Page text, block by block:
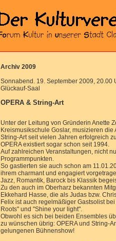
Archiv 2009
Sonnabend. 19. September 2009, 20.00
Glückauf-Saal
OPERA & String-Art
Unter der Leitung von Gründerin Anette
Kreismusikschule Goslar, musizieren
String-Art seit vielen Jahren erfolgreich
OPERA existiert sogar schon seit 1994.
Auf zahlreichen Veranstaltungen, nicht
Programmpunkten.
So gastierten sie auch schon am
ihrem charmant und engagiert
Jazz, Romantik, Barock bis Klassik
Zu den auch im Oberharz bekannten
Ekkehard Hasse, die als Judas bzw.
Felix ist auch regelmäßiger Gastsolist
Roots" und "Shine your light".
Obwohl es sich bei beiden Ensembles
zu wünschen übrig: OPERA und String-
gelungenen Bühnenshow!